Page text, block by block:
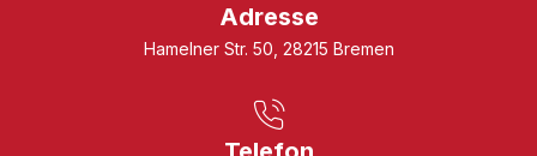
Adresse
Hamelner Str. 50, 28215 Bremen